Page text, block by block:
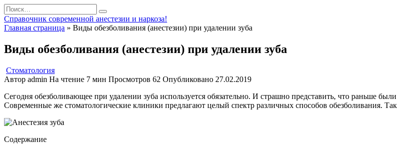
Перейти
к
содержанию
Search
for:
Справочник современной анестезии и наркоза!
Главная страница » Виды обезболивания (анестезии) при удалении зуба
Виды обезболивания (анестезии) при удалении зуба
Стоматология
Автор admin На чтение 7 мин Просмотров 62 Опубликовано 27.02.2019
Сегодня обезболивающее при удалении зуба используется обязательно. И страшно представить, что раньше
Современные же стоматологические клиники предлагают целый спектр различных способов обезболивания.
Содержание